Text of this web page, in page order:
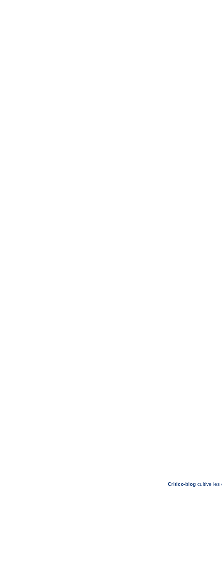
Critico-blog cultive les